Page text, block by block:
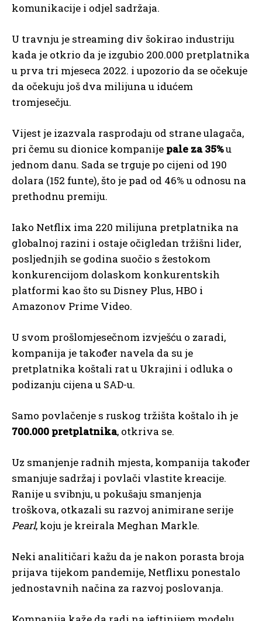
komunikacije i odjel sadržaja.
U travnju je streaming div šokirao industriju
kada je otkrio da je izgubio 200.000 pretplatnika
u prva tri mjeseca 2022. i upozorio da se očekuje
da očekuju još dva milijuna u idućem
tromjesečju.
Vijest je izazvala rasprodaju od strane ulagača,
pri čemu su dionice kompanije pale za 35%u
jednom danu. Sada se trguje po cijeni od 190
dolara (152 funte), što je pad od 46% u odnosu na
prethodnu premiju.
Iako Netflix ima 220 milijuna pretplatnika na
globalnoj razini i ostaje očigledan tržišni lider,
posljednjih se godina suočio s žestokom
konkurencijom dolaskom konkurentskih
platformi kao što su Disney Plus, HBO i
Amazonov Prime Video.
U svom prošlomjesečnom izvješću o zaradi,
kompanija je također navela da su je
pretplatnika koštali rat u Ukrajini i odluka o
podizanju cijena u SAD-u.
Samo povlačenje s ruskog tržišta koštalo ih je
700.000 pretplatnika, otkriva se.
Uz smanjenje radnih mjesta, kompanija također
smanjuje sadržaj i povlači vlastite kreacije.
Ranije u svibnju, u pokušaju smanjenja
troškova, otkazali su razvoj animirane serije
Pearl, koju je kreirala Meghan Markle.
Neki analitičari kažu da je nakon porasta broja
prijava tijekom pandemije, Netflixu ponestalo
jednostavnih načina za razvoj poslovanja.